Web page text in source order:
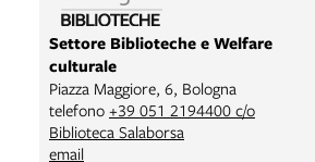
Settore Biblioteche e Welfare
culturale
Piazza Maggiore, 6, Bologna
telefono +39 051 2194400 c/o
Biblioteca Salaborsa
email